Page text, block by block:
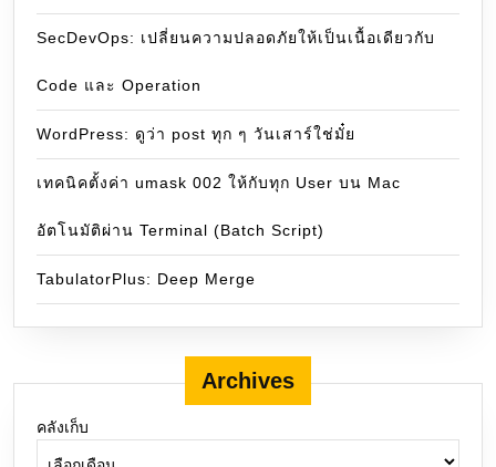
SecDevOps: เปลี่ยนความปลอดภัยให้เป็นเนื้อเดียวกับ
Code และ Operation
WordPress: ดูว่า post ทุก ๆ วันเสาร์ใช่มั๋ย
เทคนิคตั้งค่า umask 002 ให้กับทุก User บน Mac
อัตโนมัติผ่าน Terminal (Batch Script)
TabulatorPlus: Deep Merge
Archives
คลังเก็บ